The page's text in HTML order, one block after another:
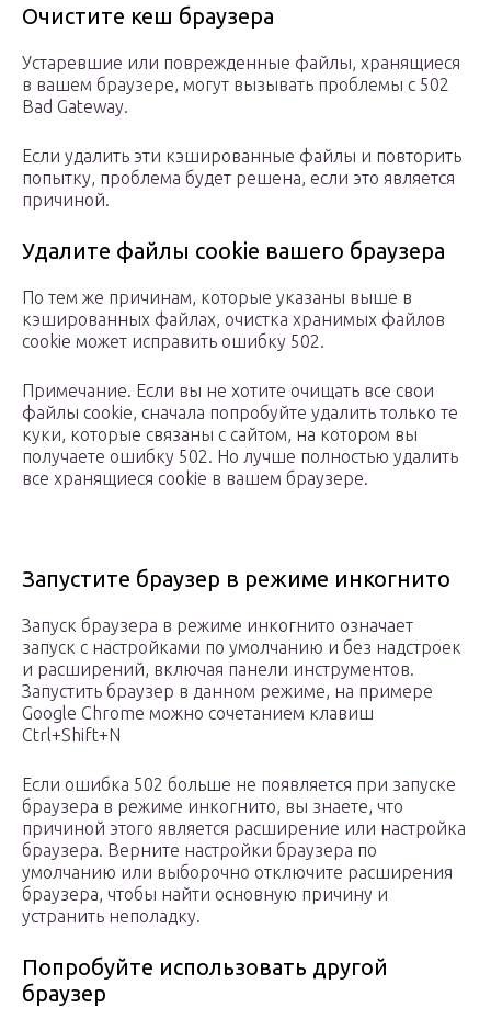
Очистите кеш браузера
Устаревшие или поврежденные файлы, хранящиеся
в вашем браузере, могут вызывать проблемы с 502
Bad Gateway.
Если удалить эти кэшированные файлы и повторить
попытку, проблема будет решена, если это является
причиной.
Удалите файлы cookie вашего браузера
По тем же причинам, которые указаны выше в
кэшированных файлах, очистка хранимых файлов
cookie может исправить ошибку 502.
Примечание. Если вы не хотите очищать все свои
файлы cookie, сначала попробуйте удалить только те
куки, которые связаны с сайтом, на котором вы
получаете ошибку 502. Но лучше полностью удалить
все хранящиеся cookie в вашем браузере.
Запустите браузер в режиме инкогнито
Запуск браузера в режиме инкогнито означает
запуск с настройками по умолчанию и без надстроек
и расширений, включая панели инструментов.
Запустить браузер в данном режиме, на примере
Google Chrome можно сочетанием клавиш
Ctrl+Shift+N
Если ошибка 502 больше не появляется при запуске
браузера в режиме инкогнито, вы знаете, что
причиной этого является расширение или настройка
браузера. Верните настройки браузера по
умолчанию или выборочно отключите расширения
браузера, чтобы найти основную причину и
устранить неполадку.
Попробуйте использовать другой
браузер